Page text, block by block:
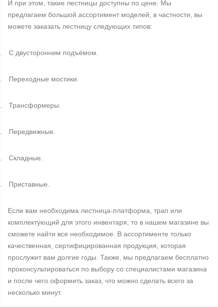
И при этом, такие лестницы доступны по цене. Мы
предлагаем большой ассортимент моделей, в частности, вы
можете заказать лестницу следующих типов:
С двусторонним подъёмом.
Переходные мостики.
Трансформеры.
Передвижные.
Складные.
Приставные.
Если вам необходима лестница-платформа, трап или
комплектующий для этого инвентаря, то в нашем магазине вы
сможете найти все необходимое. В ассортименте только
качественная, сертифицированная продукция, которая
прослужит вам долгие годы. Также, мы предлагаем бесплатно
проконсультироваться по выбору со специалистами магазина
и после чего оформить заказ, что можно сделать всего за
несколько минут.